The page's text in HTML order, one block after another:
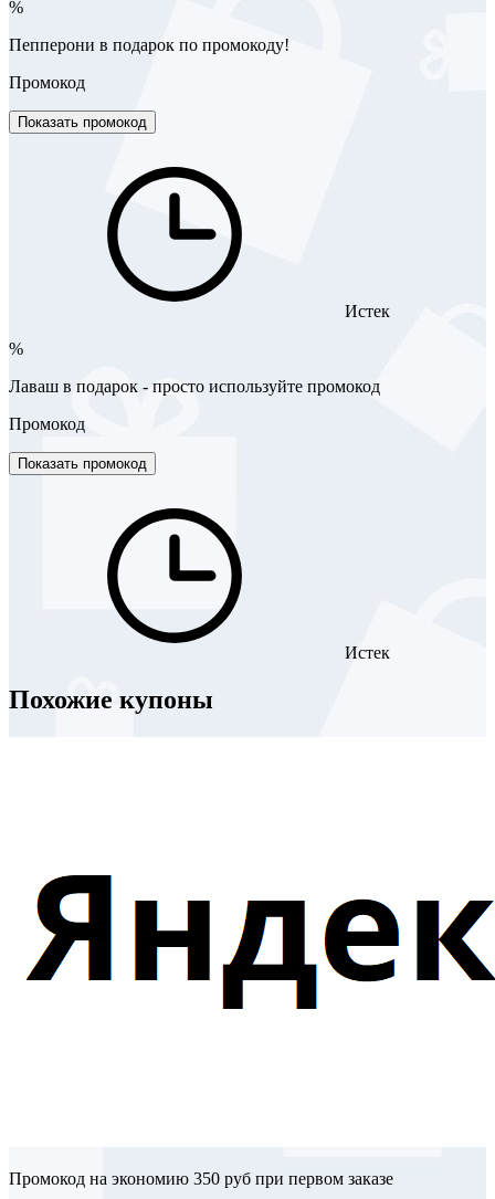
%
Пепперони в подарок по промокоду!
Промокод
Показать промокод
Истек
%
Лаваш в подарок - просто используйте промокод
Промокод
Показать промокод
Истек
Похожие купоны
Промокод на экономию 350 руб при первом заказе